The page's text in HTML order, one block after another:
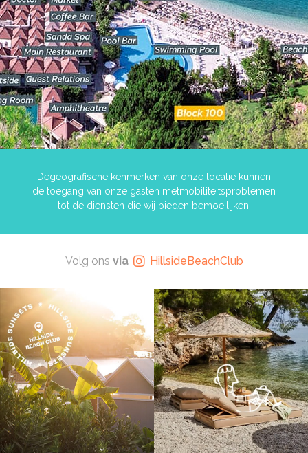
Degeografische kenmerken van onze locatie kunnen
de toegang van onze gasten metmobiliteitsproblemen
tot de diensten die wij bieden bemoeilijken.
Volg ons via HillsideBeachClub